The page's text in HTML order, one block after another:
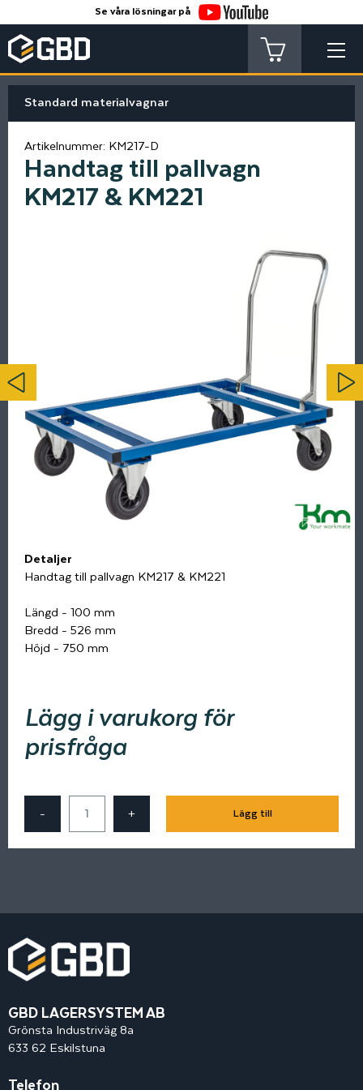
Se våra lösningar på
Standard materialvagnar
Artikelnummer: KM217-D
Handtag till pallvagn
KM217 & KM221
Detaljer
Handtag till pallvagn KM217 & KM221
Längd - 100 mm
Bredd - 526 mm
Höjd - 750 mm
Lägg i varukorg för
prisfråga
- + Lägg till
GBD LAGERSYSTEM AB
Grönsta Industriväg 8a
633 62 Eskilstuna
Telefon